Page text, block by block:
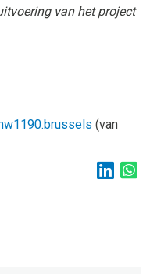
van het project
(van